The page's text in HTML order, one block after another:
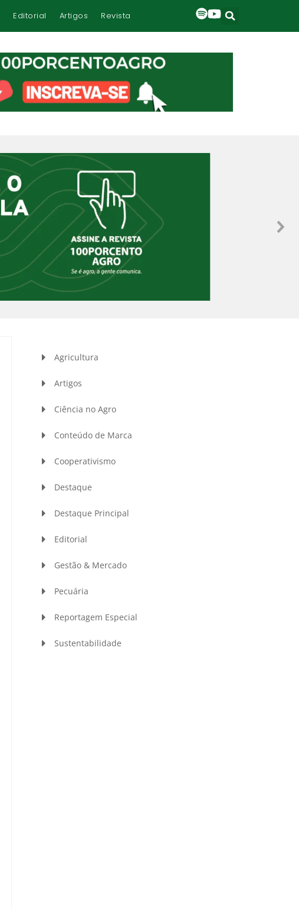
Editorial Artigos Revista
Agricultura
Artigos
Ciência no Agro
Conteúdo de Marca
Cooperativismo
Destaque
Destaque Principal
Editorial
Gestão & Mercado
Pecuária
Reportagem Especial
Sustentabilidade